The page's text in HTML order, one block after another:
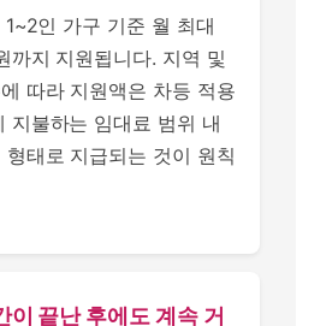
인 가구 기준 월 최대
까지 지원됩니다. 지역 및
따라 지원액은 차등 적용
지불하는 임대료 범위 내
형태로 지급되는 것이 원칙
이 끝난 후에도 계속 거